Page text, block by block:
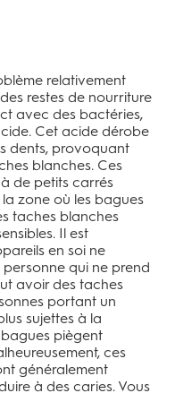
relativement
restes de nourriture
avec des bactéries,
Cet acide dérobe
dents, provoquant
blanches. Ces
de petits carrés
zone où les bagues
taches blanches
Il est
en soi ne
qui ne prend
avoir des taches
portant un
sujettes à la
piègent
ces
généralement
à des caries. Vous